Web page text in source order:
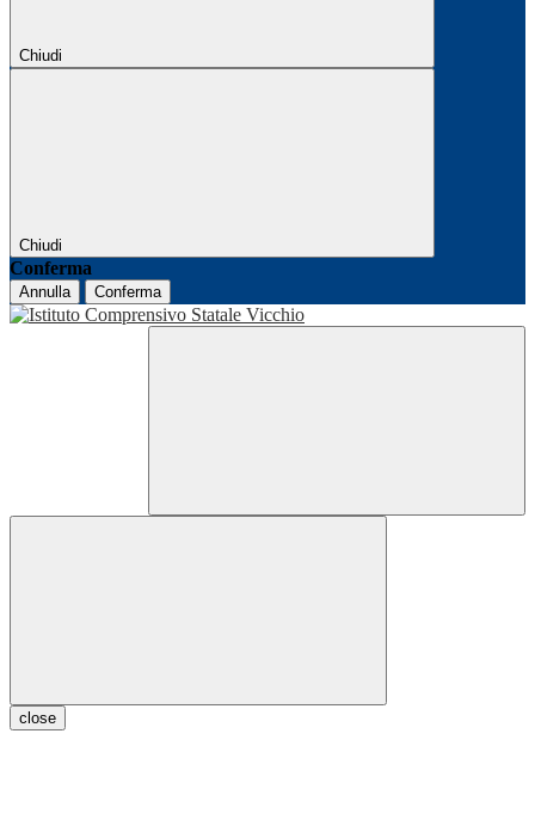
Chiudi
Chiudi
Conferma
Annulla Conferma
close